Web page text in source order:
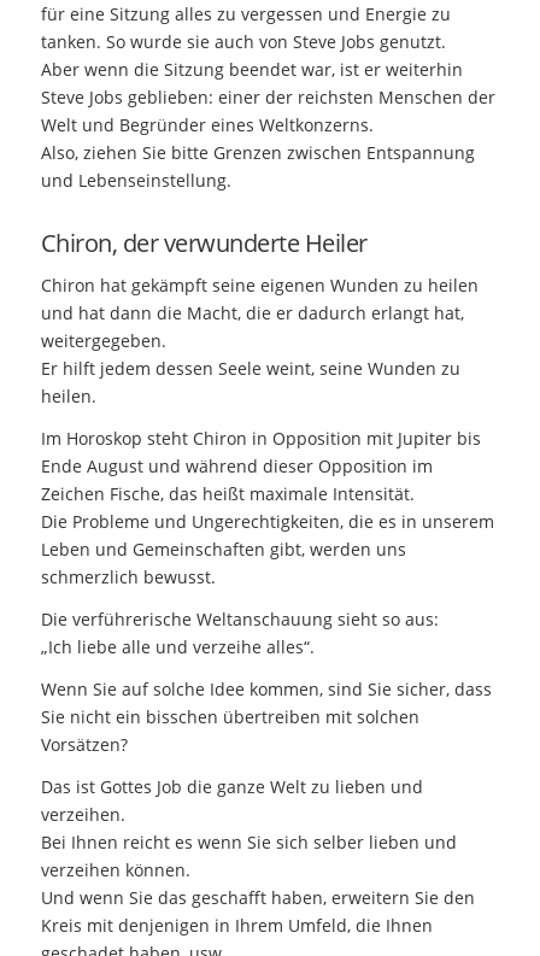
für eine Sitzung alles zu vergessen und Energie zu
tanken. So wurde sie auch von Steve Jobs genutzt.
Aber wenn die Sitzung beendet war, ist er weiterhin
Steve Jobs geblieben: einer der reichsten Menschen der
Welt und Begründer eines Weltkonzerns.
Also, ziehen Sie bitte Grenzen zwischen Entspannung
und Lebenseinstellung.
Chiron, der verwunderte Heiler
Chiron hat gekämpft seine eigenen Wunden zu heilen
und hat dann die Macht, die er dadurch erlangt hat,
weitergegeben.
Er hilft jedem dessen Seele weint, seine Wunden zu
heilen.
Im Horoskop steht Chiron in Opposition mit Jupiter bis
Ende August und während dieser Opposition im
Zeichen Fische, das heißt maximale Intensität.
Die Probleme und Ungerechtigkeiten, die es in unserem
Leben und Gemeinschaften gibt, werden uns
schmerzlich bewusst.
Die verführerische Weltanschauung sieht so aus:
„Ich liebe alle und verzeihe alles“.
Wenn Sie auf solche Idee kommen, sind Sie sicher, dass
Sie nicht ein bisschen übertreiben mit solchen
Vorsätzen?
Das ist Gottes Job die ganze Welt zu lieben und
verzeihen.
Bei Ihnen reicht es wenn Sie sich selber lieben und
verzeihen können.
Und wenn Sie das geschafft haben, erweitern Sie den
Kreis mit denjenigen in Ihrem Umfeld, die Ihnen